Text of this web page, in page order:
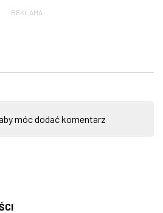
REKLAMA
móc dodać komentarz